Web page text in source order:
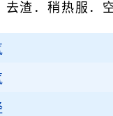
渣．稍热服．